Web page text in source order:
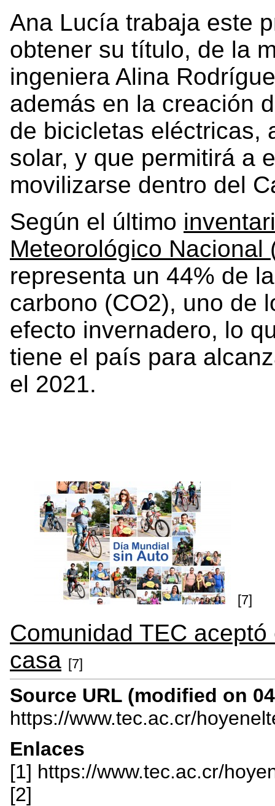
Ana Lucía trabaja este
obtener su título, de la
ingeniera Alina
además en la creación
de bicicletas
solar, y que permitirá a
movilizarse dentro del
Según el último
Meteorológico Nacional
representa un 44% de
carbono (CO2), uno de
efecto invernadero, lo
tiene el país para
el 2021.
[7]
Comunidad TEC
casa [7]
Source URL (modified on
https://www.tec.ac.cr/
Enlaces
[1] https://www.tec.ac.cr/
[2]